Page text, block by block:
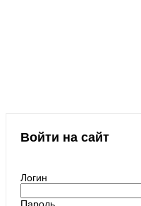
Войти на сайт
Логин
Пароль